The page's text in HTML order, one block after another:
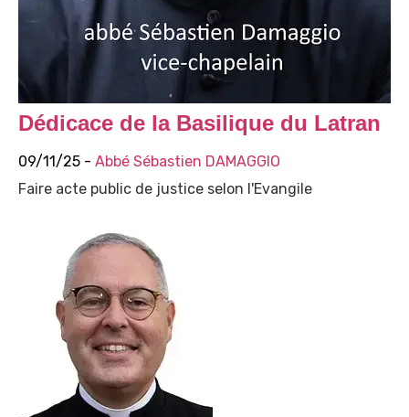
Dédicace de la Basilique du Latran
09/11/25 - Abbé Sébastien DAMAGGIO
Faire acte public de justice selon l'Evangile